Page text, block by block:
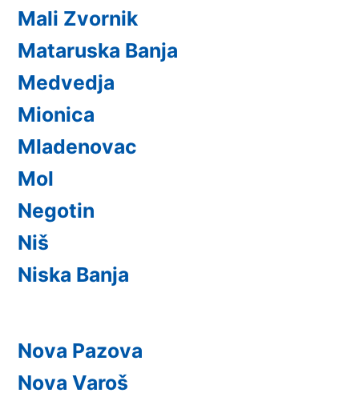
Mali Zvornik
Mataruska Banja
Medvedja
Mionica
Mladenovac
Mol
Negotin
Niš
Niska Banja
Nova Pazova
Nova Varoš